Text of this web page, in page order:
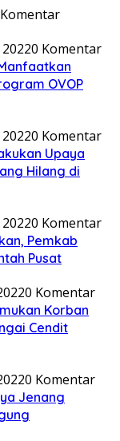
0 Komentar
OVOP
0 Komentar
Upaya
Hilang di
0 Komentar
Pemkab
Pusat
0 Komentar
Korban
Cendit
0 Komentar
Jenang